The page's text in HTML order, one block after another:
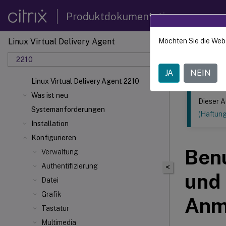
Produktdokumentation
Linux Virtual Delivery Agent
2210
Linux Virtual Delivery Agent 2210
Was ist neu
Systemanforderungen
Installation
Konfigurieren
Verwaltung
Authentifizierung
Datei
Grafik
Tastatur
Multimedia
Dieser Inhalt
Linux
<
Dieser
Möchten Sie die
JA NEIN